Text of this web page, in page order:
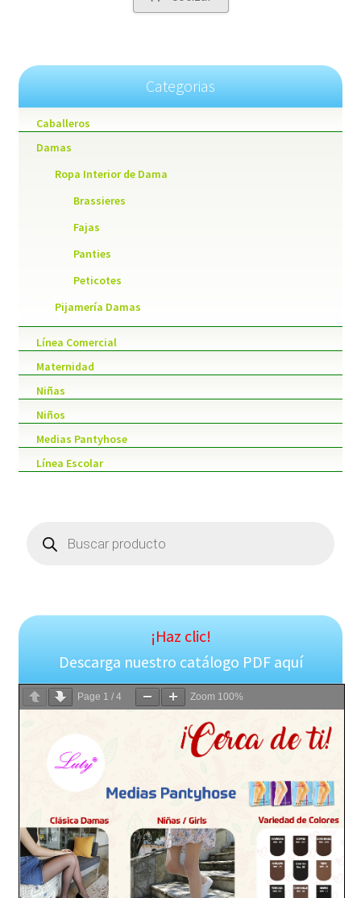
Categorias
Caballeros
Damas
Ropa Interior de Dama
Brassieres
Fajas
Panties
Peticotes
Pijamería Damas
Línea Comercial
Maternidad
Niñas
Niños
Medias Pantyhose
Línea Escolar
search
¡Haz clic!
Descarga nuestro catálogo PDF aquí
Page 1 / 4 Zoom 100%